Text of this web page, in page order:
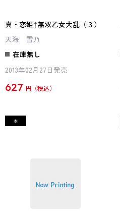
真・恋姫†無双乙女大乱（３）
天海 雪乃
在庫無し
2013年02月27日発売
627 円